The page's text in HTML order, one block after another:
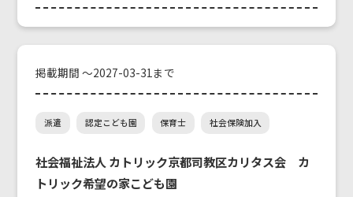
掲載期間 ～2027-03-31まで
派遣 認定こども園 保育士 社会保険加入
社会福祉法人 カトリック京都司教区カリタス会 カ
トリック希望の家こども園